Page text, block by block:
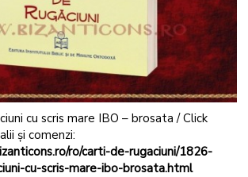
cu scris mare IBO – brosata / Click
și comenzi:
ro/carti-de-rugaciuni/1826-
cu-scris-mare-ibo-brosata.html